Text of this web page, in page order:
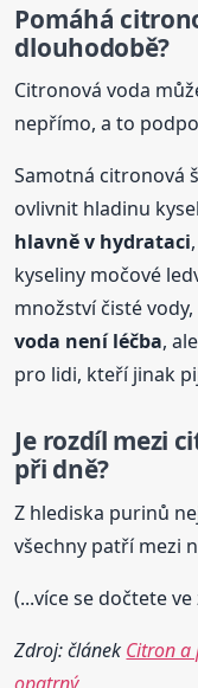
Pomáhá
dlouhodobě?
Citronová voda
nepřímo, a to
Samotná citronová
ovlivnit hladinu
hlavně v hydrataci
kyseliny močové
množství čisté
voda není léčba,
pro lidi, kteří jinak
Je rozdíl mezi
při dně?
Z hlediska purinů
všechny patří mezi
(...více se dočtete
Zdroj: článek Citron a